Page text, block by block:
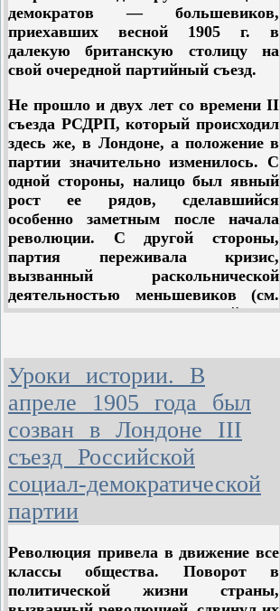
стоящая за дело свободы,
постарается на другой день после
революции отнять у рабочих
возможно большую часть ее
завоеваний, выступит
непримиримым врагом
социалистических требований
пролетариата. Но мы не боимся
свободной, объединенной и
окрепшей буржуазии. Мы знаем, что
свобода даст нам возможность
широкой, открытой, массовой
борьбы за социализм. Мы знаем,
что экономическое развитие с
неумолимой силой - и тем быстрее,
чем свободнее оно пойдет, - будет
подкапывать власть капитала и
демократов — большевиков,
приехавших весной 1905 г. в
далекую британскую столицу на
свой очередной партийный съезд.
Не прошло и двух лет со времени II
съезда РСДРП, который происходил
здесь же, в Лондоне, а положение в
партии значительно изменилось. С
одной стороны, налицо был явный
рост ее рядов, сделавшийся
особенно заметным после начала
революции. С другой стороны,
партия переживала кризис,
вызванный раскольнической
деятельностью меньшевиков (см.
ст. «II съезд РСДРП»). Весной 1905
комитета и 35 групп (главным
образом в Центральном
промышленном районе, Поволжье,
на Урале и в северных областях
страны), у меньшевиков — 23
комитета и 27 групп (западные и
южные районы, Кавказ). 10
комитетов и 43 группы занимали
колеблющиеся, примиренческие
Уроки истории. В
апреле 1905 года был
созван в Лондоне III
съезд Российской
социал-демократической
партии
Революция привела в движение все
классы общества. Поворот в
политической жизни страны,